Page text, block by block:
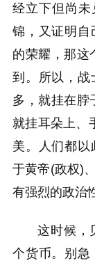
经立下但尚未
锦，又证明自
的荣耀，那这
到。所以，战
多，就挂在脖
就挂耳朵上、
美。人们都以
于黄帝(政权)
有强烈的政治
这时候，
个货币。别急